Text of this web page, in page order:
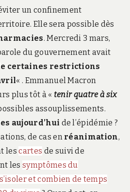
un confinement
Elle sera possible dès
. Mercredi 3 mars,
du gouvernement avait
certaines restrictions
« . Emmanuel Macron
plus tôt à « tenir quatre à six
assouplissements.
aujourd’hui de l’épidémie ?
de cas en réanimation,
lescartes de suivi de
les symptômes du
s’isoler et combien de temps